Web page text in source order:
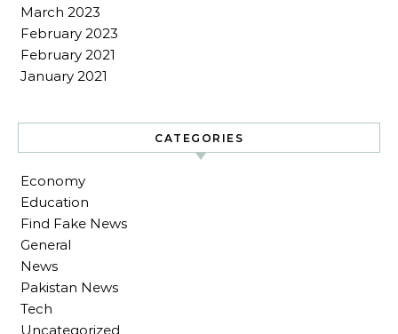
March 2023
February 2023
February 2021
January 2021
CATEGORIES
Economy
Education
Find Fake News
General
News
Pakistan News
Tech
Uncategorized